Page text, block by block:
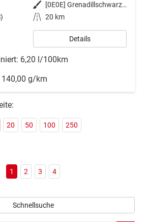
Außenfarbe
[0E0E] Grenadillschwarz Metallic
Kilometerstand 20 km
Details
6,20 l/100km
140,00 g/km
20 50 100 250
1 2 3 4
Schnellsuche